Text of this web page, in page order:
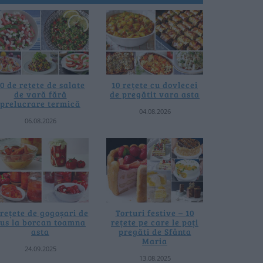
de rețete de salate
de vară fără
prelucrare termică
06.08.2026
10 rețete cu dovlecei
de pregătit vara asta
04.08.2026
de gogoșari de
la borcan toamna
asta
24.09.2025
Torturi festive – 10
rețete pe care le poți
pregăti de Sfânta
Maria
13.08.2025